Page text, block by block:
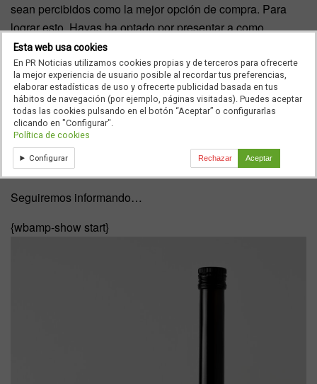
sean percibidos como la mejor opción de compra. Para
lograr esto, Havas ha optado por presentar a como
prescriptores del producto a representantes reales de la
comunidad china, estadounidense y japonesa residentes
en España.
La campaña tendrá una duración de 12 meses y se
desarrollará exclusivamente en canales digitales: redes
sociales, plan de paid social en todos los mercados,
campaña de branding y tráfico a la web.
Seguiremos informando…
{wbamp-show start}
Esta web usa cookies
En PR Noticias utilizamos cookies propias y de terceros para ofrecerte
la mejor experiencia de usuario posible al recordar tus preferencias,
elaborar estadísticas de uso y ofrecerte publicidad basada en tus
hábitos de navegación (por ejemplo, páginas visitadas). Puedes aceptar
todas las cookies pulsando en el botón “Aceptar” o configurarlas
clicando en "Configurar".
Política de cookies
Configurar Rechazar Aceptar